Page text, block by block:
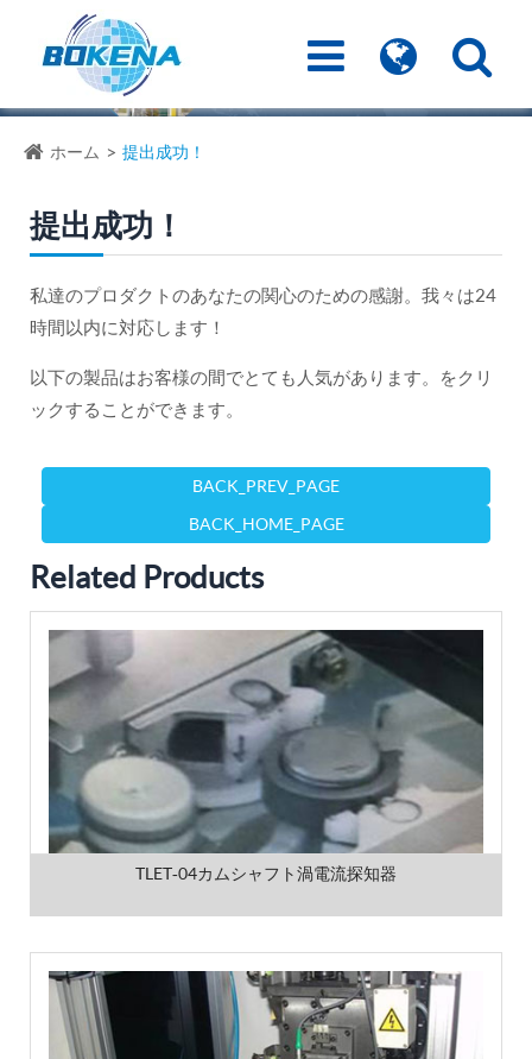
ホーム 提出成功！
提出成功！
私達のプロダクトのあなたの関心のための感謝。我々は24
時間以内に対応します！
以下の製品はお客様の間でとても人気があります。をクリ
ックすることができます。
BACK_PREV_PAGE
BACK_HOME_PAGE
Related Products
TLET‐04カムシャフト渦電流探知器